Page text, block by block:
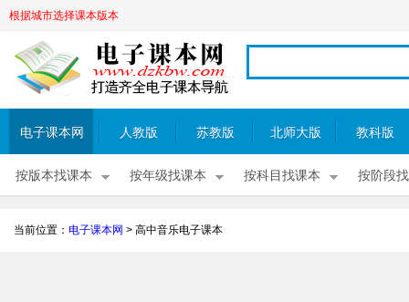
根据城市选择课本版本
电子课本网 人教版 苏教版 北师大版 教科版
按版本找课本 按年级找课本 按科目找课本 按阶段
当前位置： 电子课本网 > 高中音乐电子课本